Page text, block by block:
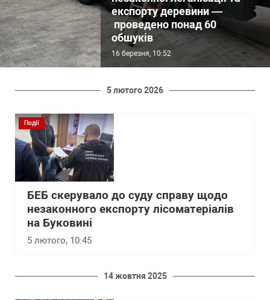
експорту деревини —
проведено понад 60
обшуків
16 березня, 10:52
5 лютого 2026
Події
БЕБ скерувало до суду справу щодо
незаконного експорту лісоматеріалів
на Буковині
5 лютого, 10:45
14 жовтня 2025